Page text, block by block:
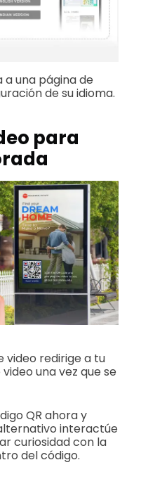
a una página de
de su idioma.
para
video redirige a tu
una vez que se
QR ahora y
interactúe
curiosidad con la
del código.